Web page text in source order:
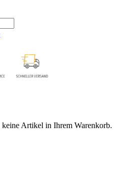
keine Artikel in Ihrem Warenkorb.